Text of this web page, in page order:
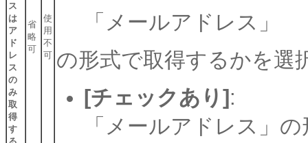
ス
は
ア
ド
レ
ス
の
み
取
得
す
省
略
可
使
用
不
可
「メールアドレス」
の形式で取得するかを選
[チェックあり] :
「メールアドレス」